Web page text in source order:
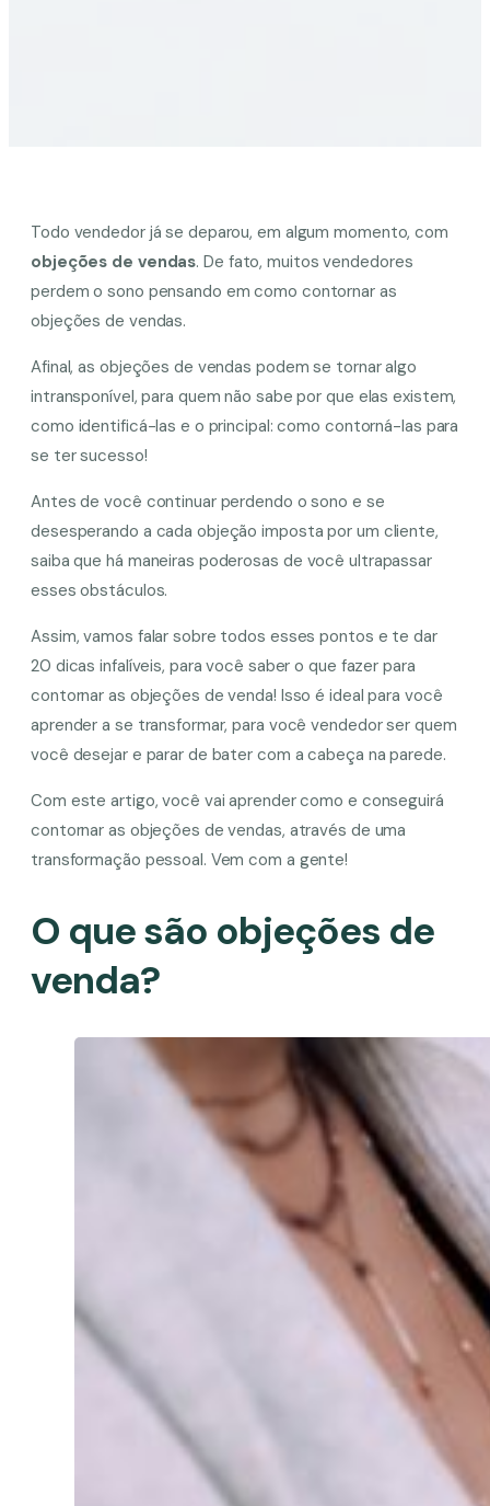
Todo vendedor já se deparou, em algum momento, com
objeções de vendas. De fato, muitos vendedores
perdem o sono pensando em como contornar as
objeções de vendas.
Afinal, as objeções de vendas podem se tornar algo
intransponível, para quem não sabe por que elas existem,
como identificá-las e o principal: como contorná-las para
se ter sucesso!
Antes de você continuar perdendo o sono e se
desesperando a cada objeção imposta por um cliente,
saiba que há maneiras poderosas de você ultrapassar
esses obstáculos.
Assim, vamos falar sobre todos esses pontos e te dar
20 dicas infalíveis, para você saber o que fazer para
contornar as objeções de venda! Isso é ideal para você
aprender a se transformar, para você vendedor ser quem
você desejar e parar de bater com a cabeça na parede.
Com este artigo, você vai aprender como e conseguirá
contornar as objeções de vendas, através de uma
transformação pessoal. Vem com a gente!
O que são objeções de
venda?